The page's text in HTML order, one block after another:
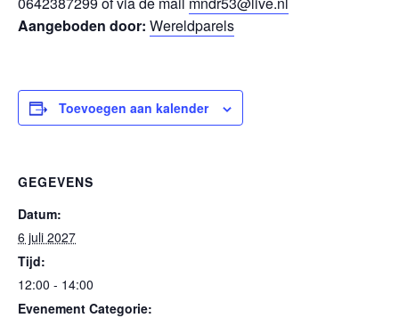
Aangeboden door: Wereldparels
Toevoegen aan kalender
GEGEVENS
Datum:
6 juli 2027
Tijd:
12:00 - 14:00
Evenement Categorie: